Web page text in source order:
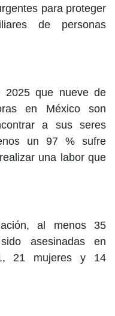
para proteger
de personas
que nueve de
en México son
a sus seres
un 97 % sufre
una labor que
al menos 35
asesinadas en
21 mujeres y 14